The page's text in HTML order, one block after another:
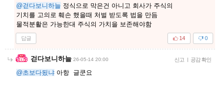
@걷다보니하늘 정식으로 막은건 아니고 회사가 주식의
기치를 고의로 훼손 했을때 처벌 받도록 법을 만듬
물적분활은 가능한대 주식의 가치을 보존해야함
답글 0
14
걷다보니하늘 26-05-14 20:00 신고 | 공감 확인
@초보다됬냐 아항 글쿤요